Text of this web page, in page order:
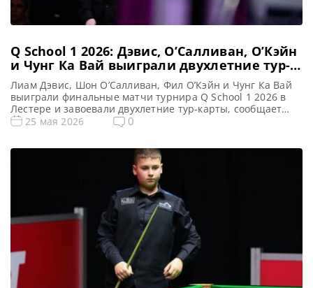
Q School 1 2026: Дэвис, О’Салливан, О’Кэйн
и Чунг Ка Вай выиграли двухлетние тур-
карты
Лиам Дэвис, Шон О’Салливан, Фил О’Кэйн и Чунг Ка Вай
выиграли финальные матчи турнира Q School 1 2026 в
Лестере и завоевали двухлетние тур-карты, сообщает
WST Четыре игрока — Лиам Дэвис, Фил О’Кэйн, Шон
профессиональные тур-карты в Лестере. […]
25 мая 2026 0